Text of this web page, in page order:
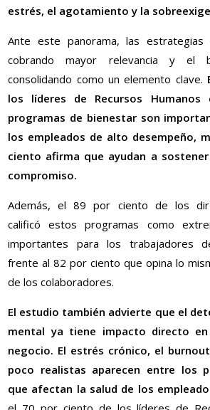
estrés, el agotamiento y la
Ante este panorama, las
cobrando mayor relevancia y el
consolidando como un elemento clave.
los líderes de Recursos Humanos
programas de bienestar son
los empleados de alto desempeño,
ciento afirma que ayudan a
compromiso.
Además, el 89 por ciento de los
calificó estos programas como
importantes para los trabajadores
frente al 82 por ciento que opina lo
de los colaboradores.
El estudio también advierte que el
mental ya tiene impacto directo
negocio. El estrés crónico, el
poco realistas aparecen entre los
que afectan la salud de los